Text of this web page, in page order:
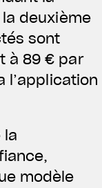
deuxième
sont
à 89 € par
l’application
la
modèle